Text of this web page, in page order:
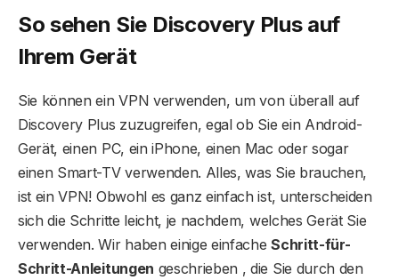
So sehen Sie Discovery Plus auf
Ihrem Gerät
Sie können ein VPN verwenden, um von überall auf
Discovery Plus zuzugreifen, egal ob Sie ein Android-
Gerät, einen PC, ein iPhone, einen Mac oder sogar
einen Smart-TV verwenden. Alles, was Sie brauchen,
ist ein VPN! Obwohl es ganz einfach ist, unterscheiden
sich die Schritte leicht, je nachdem, welches Gerät Sie
verwenden. Wir haben einige einfacheSchritt-für-
Schritt-Anleitungen geschrieben , die Sie durch den